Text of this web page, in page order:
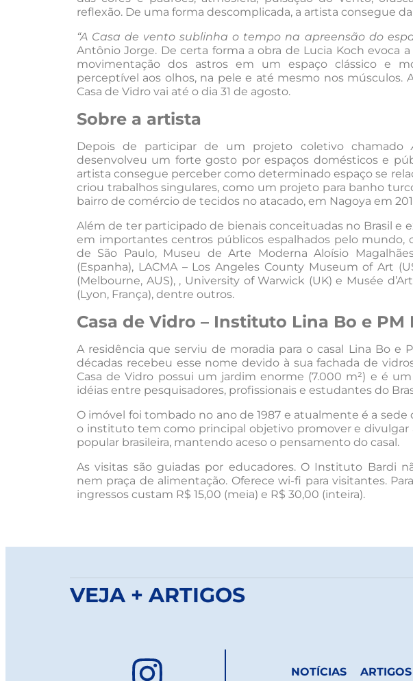
reflexão. De uma forma descomplicada, a artista consegue
“A Casa de vento sublinha o tempo na apreensão do
Antônio Jorge. De certa forma a obra de Lucia Koch evoca
movimentação dos astros em um espaço clássico e
perceptível aos olhos, na pele e até mesmo nos músculos.
Casa de Vidro vai até o dia 31 de agosto.
Sobre a artista
Depois de participar de um projeto coletivo chamado
desenvolveu um forte gosto por espaços domésticos e
artista consegue perceber como determinado espaço se
criou trabalhos singulares, como um projeto para banho
bairro de comércio de tecidos no atacado, em Nagoya em
Além de ter participado de bienais conceituadas no Brasil e
em importantes centros públicos espalhados pelo mundo,
de São Paulo, Museu de Arte Moderna Aloísio
(Espanha), LACMA – Los Angeles County Museum of Art
(Melbourne, AUS), , University of Warwick (UK) e Musée
(Lyon, França), dentre outros.
Casa de Vidro – Instituto Lina Bo e PM
A residência que serviu de moradia para o casal Lina Bo e
décadas recebeu esse nome devido à sua fachada de
Casa de Vidro possui um jardim enorme (7.000 m²) e é
idéias entre pesquisadores, profissionais e estudantes do
O imóvel foi tombado no ano de 1987 e atualmente é a
o instituto tem como principal objetivo promover e divulgar
popular brasileira, mantendo aceso o pensamento do casal.
As visitas são guiadas por educadores. O Instituto Bardi
nem praça de alimentação. Oferece wi-fi para visitantes.
ingressos custam R$ 15,00 (meia) e R$ 30,00 (inteira).
VEJA + ARTIGOS
NOTÍCIAS ARTIGOS